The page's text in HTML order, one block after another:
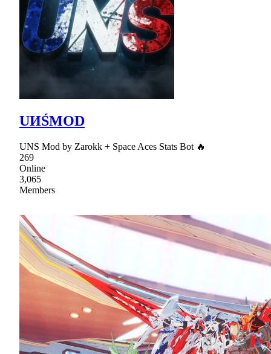
UИŚMOD
UNS Mod by Zarokk + Space Aces Stats Bot 🔥
269
Online
3,065
Members